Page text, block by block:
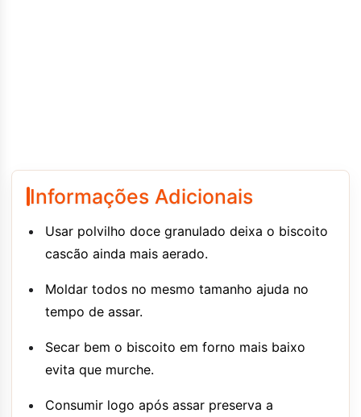
Informações Adicionais
Usar polvilho doce granulado deixa o biscoito
cascão ainda mais aerado.
Moldar todos no mesmo tamanho ajuda no
tempo de assar.
Secar bem o biscoito em forno mais baixo
evita que murche.
Consumir logo após assar preserva a